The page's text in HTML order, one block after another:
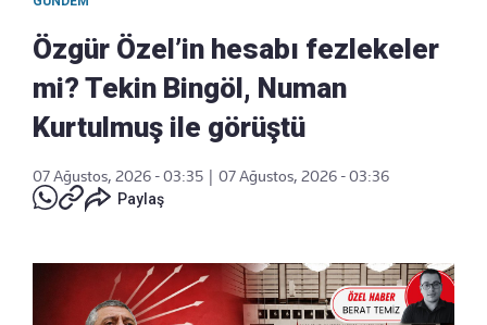
Özgür Özel’in hesabı fezlekeler
mi? Tekin Bingöl, Numan
Kurtulmuş ile görüştü
07 Ağustos, 2026 - 03:35 | 07 Ağustos, 2026 - 03:36
Paylaş